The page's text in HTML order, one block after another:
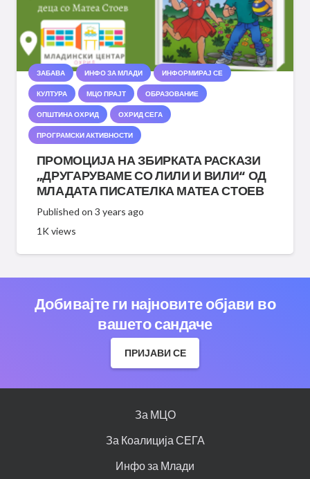
ЗАБАВА ИНФО ЗА МЛАДИ ИНФОРМИРАЈ СЕ
КУЛТУРА МЦО ПРАЈТ ОБРАЗОВАНИЕ
ОПШТИНА ОХРИД ОХРИД СЕГА
ПРОГРАМСКИ АКТИВНОСТИ
ПРОМОЦИЈА НА ЗБИРКАТА РАСКАЗИ
„ДРУГАРУВАМЕ СО ЛИЛИ И ВИЛИ“ ОД
МЛАДАТА ПИСАТЕЛКА МАТЕА СТОЕВ
Published on 3 years ago
1Kviews
Добивајте ги најновите објави во
вашето сандаче
ПРИЈАВИ СЕ
За МЦО
За Коалиција СЕГА
Инфо за Млади